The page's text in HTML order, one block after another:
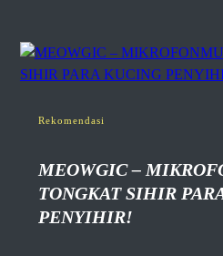
Rekomendasi
MEOWGIC –
TONGKAT SIHIR
PENYIHIR!